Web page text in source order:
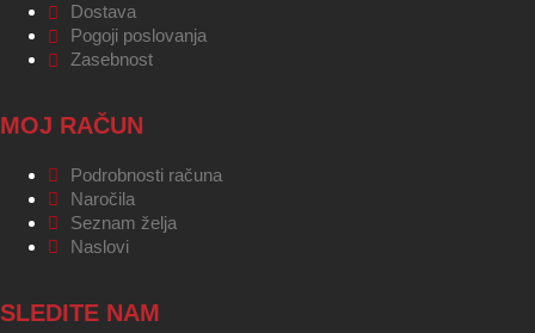
Dostava
Pogoji poslovanja
Zasebnost
MOJ RAČUN
Podrobnosti računa
Naročila
Seznam želja
Naslovi
SLEDITE NAM